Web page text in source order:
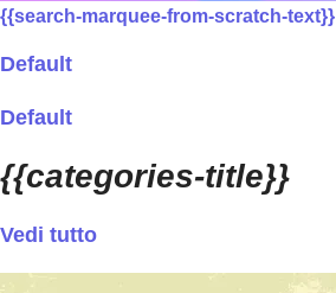
{{search-marquee-from-scratch-text}}
Default
Default
{{categories-title}}
Vedi tutto